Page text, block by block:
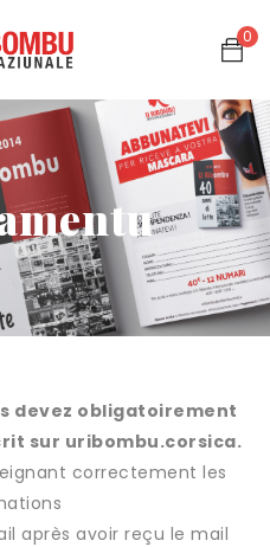
0
devez obligatoirement
sur uribombu.corsica.
correctement les
après avoir reçu le mail